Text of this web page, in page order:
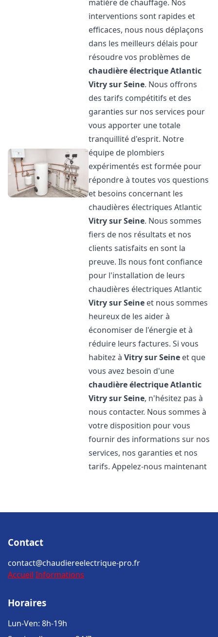
matière de chauffage. Nos
interventions sont rapides et
efficaces, nous nous déplaçons
dans les meilleurs délais pour
résoudre vos problèmes de
chaudière électrique Atlantic
Vitry sur Seine. Nous offrons
des tarifs compétitifs et des
garanties sur nos services pour
vous apporter une totale
tranquillité d'esprit. Notre
équipe de plombiers
expérimentés est formée pour
répondre à toutes vos questions
et besoins concernant les
chaudières électriques Atlantic
Vitry sur Seine. Nous sommes
fiers de nos résultats et nos
clients satisfaits en sont la
preuve. Ils nous font confiance
pour l'installation de leurs
chaudières électriques Atlantic
Vitry sur Seine et nous sommes
heureux de les aider à
économiser de l'énergie et à
réduire leurs factures. Si vous
habitez àVitry sur Seine et que
vous avez besoin d'une
chaudière électrique Atlantic
Vitry sur Seine, n'hésitez pas à
nous contacter. Nous sommes à
votre disposition pour vous
fournir des informations sur nos
services, nos garanties et nos
tarifs. Appelez-nous maintenant
Contact
contact@chaudiereelectrique-pro.fr
Accueil Informations
Horaires
Lun-Ven: 8h-19h